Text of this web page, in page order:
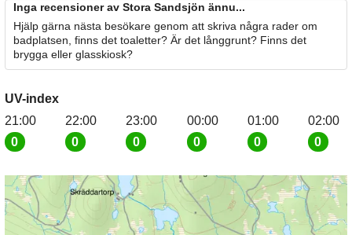
Inga recensioner av Stora Sandsjön ännu...
Hjälp gärna nästa besökare genom att skriva några rader om
badplatsen, finns det toaletter? Är det långgrunt? Finns det
brygga eller glasskiosk?
UV-index
21:00
0
22:00
0
23:00
0
00:00
0
01:00
0
02:00
0